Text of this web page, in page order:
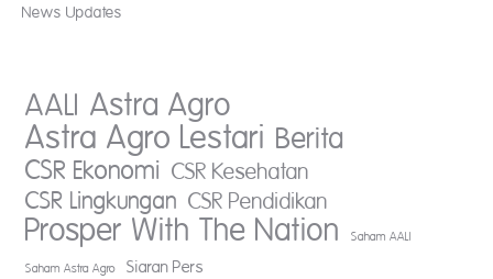
News Updates
AALI Astra Agro
Astra Agro Lestari Berita
CSR Ekonomi CSR Kesehatan
CSR Lingkungan CSR Pendidikan
Prosper With The Nation Saham AALI
Saham Astra Agro Siaran Pers